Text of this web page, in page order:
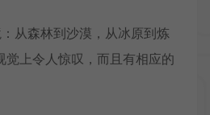
从森林到沙漠，从冰原到炼
觉上令人惊叹，而且有相应的